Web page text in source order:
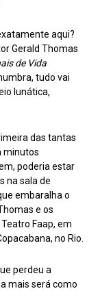
aqui?
Gerald Thomas
de Vida
tudo vai
lunática,
das tantas
minutos
poderia estar
na sala de
embaralha o
e os
Faap, em
no Rio.
perdeu a
mais será como